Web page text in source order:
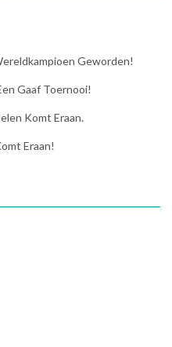
Geworden!
Gaaf Toernooi!
Komt Eraan.
Eraan!